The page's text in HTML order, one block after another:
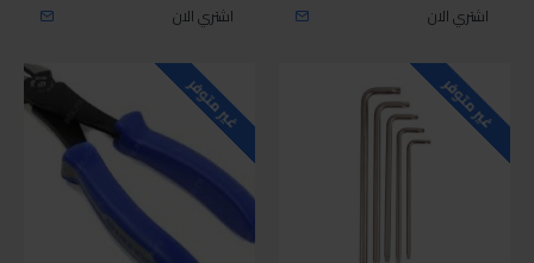
اشتري الان اشتري الان
غير متوفر غير متوفر